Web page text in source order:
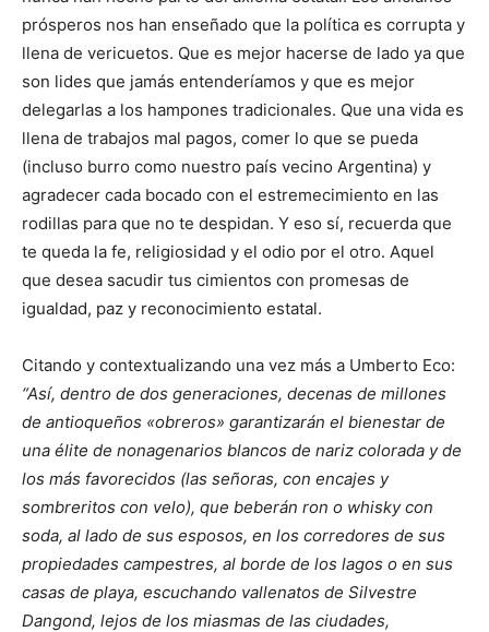
prósperos nos han enseñado que la política es corrupta y
llena de vericuetos. Que es mejor hacerse de lado ya que
son lides que jamás entenderíamos y que es mejor
delegarlas a los hampones tradicionales. Que una vida es
llena de trabajos mal pagos, comer lo que se pueda
(incluso burro como nuestro país vecino Argentina) y
agradecer cada bocado con el estremecimiento en las
rodillas para que no te despidan. Y eso sí, recuerda que
te queda la fe, religiosidad y el odio por el otro. Aquel
que desea sacudir tus cimientos con promesas de
igualdad, paz y reconocimiento estatal.
Citando y contextualizando una vez más a Umberto Eco:
“Así, dentro de dos generaciones, decenas de millones
de antioqueños «obreros» garantizarán el bienestar de
una élite de nonagenarios blancos de nariz colorada y de
los más favorecidos (las señoras, con encajes y
sombreritos con velo), que beberán ron o whisky con
soda, al lado de sus esposos, en los corredores de sus
propiedades campestres, al borde de los lagos o en sus
casas de playa, escuchando vallenatos de Silvestre
Dangond, lejos de los miasmas de las ciudades,